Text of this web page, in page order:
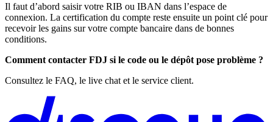
Il faut d’abord saisir votre RIB ou IBAN dans l’espace de
connexion. La certification du compte reste ensuite un point clé pour
recevoir les gains sur votre compte bancaire dans de bonnes
conditions.
Comment contacter FDJ si le code ou le dépôt pose problème ?
Consultez le FAQ, le live chat et le service client.